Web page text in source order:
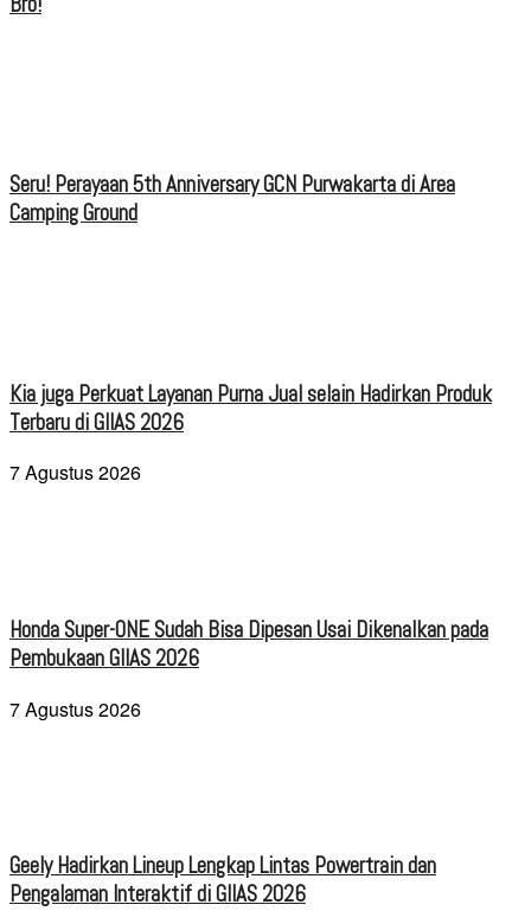
Seru! Perayaan 5th Anniversary GCN Purwakarta di Area
Camping Ground
Kia juga Perkuat Layanan Purna Jual selain Hadirkan Produk
Terbaru di GIIAS 2026
7 Agustus 2026
Honda Super-ONE Sudah Bisa Dipesan Usai Dikenalkan pada
Pembukaan GIIAS 2026
7 Agustus 2026
Geely Hadirkan Lineup Lengkap Lintas Powertrain dan
Pengalaman Interaktif di GIIAS 2026